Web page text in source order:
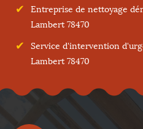
Entreprise de nettoyage
Lambert 78470
Service d'intervention
Lambert 78470